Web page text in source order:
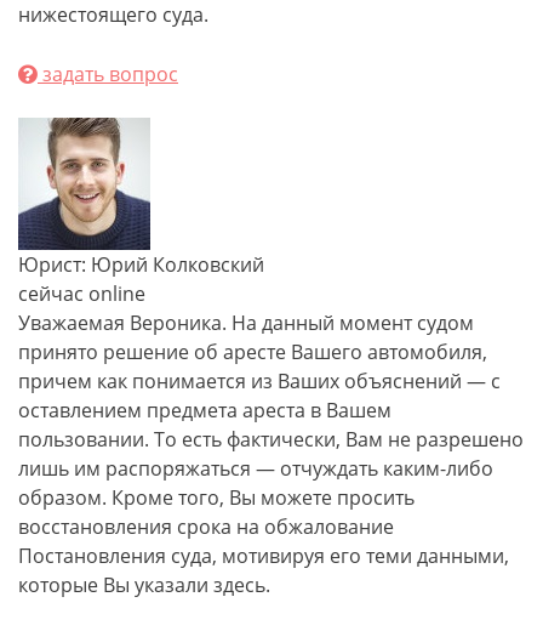
нижестоящего суда.
задать вопрос
Юрист: Юрий Колковский
сейчас online
Уважаемая Вероника. На данный момент судом
принято решение об аресте Вашего автомобиля,
причем как понимается из Ваших объяснений — с
оставлением предмета ареста в Вашем
пользовании. То есть фактически, Вам не разрешено
лишь им распоряжаться — отчуждать каким-либо
образом. Кроме того, Вы можете просить
восстановления срока на обжалование
Постановления суда, мотивируя его теми данными,
которые Вы указали здесь.